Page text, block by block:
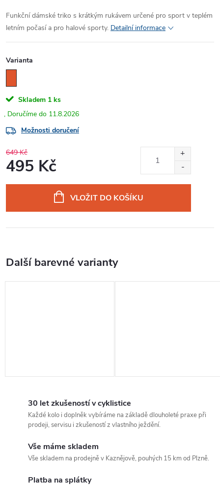
Funkční dámské triko s krátkým rukávem určené pro sport v teplém
letním počasí a pro halové sporty. Detailní informace
Varianta
Skladem 1 ks
11.8.2026
Možnosti doručení
649 Kč
495 Kč
VLOŽIT DO KOŠÍKU
30 let zkušeností v cyklistice
Každé kolo i doplněk vybíráme na základě dlouholeté praxe při
prodeji, servisu i zkušeností z vlastního ježdění.
Vše máme skladem
Vše skladem na prodejně v Kaznějově, pouhých 15 km od Plzně.
Platba na splátky